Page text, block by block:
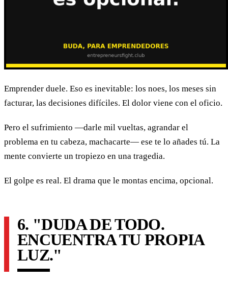
Emprender duele. Eso es inevitable: los noes, los meses sin
facturar, las decisiones difíciles. El dolor viene con el oficio.
Pero el sufrimiento —darle mil vueltas, agrandar el
problema en tu cabeza, machacarte— ese te lo añades tú. La
mente convierte un tropiezo en una tragedia.
El golpe es real. El drama que le montas encima, opcional.
6. "DUDA DE TODO.
ENCUENTRA TU PROPIA
LUZ."